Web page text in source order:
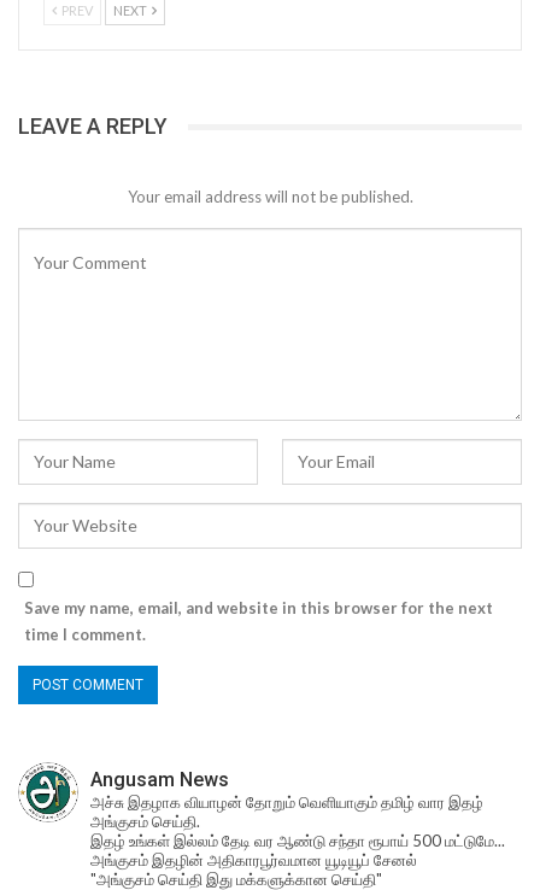
PREV NEXT
LEAVE A REPLY
Your email address will not be published.
Save my name, email, and website in this browser for the next
time I comment.
Angusam News
அச்சு இதழாக வியாழன் தோறும் வெளியாகும் தமிழ் வார இதழ்
அங்குசம் செய்தி.
இதழ் உங்கள் இல்லம் தேடி வர ஆண்டு சந்தா ரூபாய் 500 மட்டுமே...
அங்குசம் இதழின் அதிகாரபூர்வமான யூடியூப் சேனல்
"அங்குசம் செய்தி இது மக்களுக்கான செய்தி"